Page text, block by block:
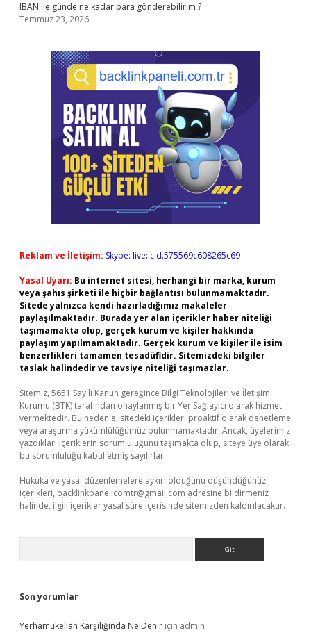
IBAN ile günde ne kadar para gönderebilirim ?
Temmuz 23, 2026
Reklam ve İletişim: Skype: live:.cid.575569c608265c69
Yasal Uyarı: Bu internet sitesi, herhangi bir marka, kurum
veya şahıs şirketi ile hiçbir bağlantısı bulunmamaktadır.
Sitede yalnızca kendi hazırladığımız makaleler
paylaşılmaktadır. Burada yer alan içerikler haber niteliği
taşımamakta olup, gerçek kurum ve kişiler hakkında
paylaşım yapılmamaktadır. Gerçek kurum ve kişiler ile isim
benzerlikleri tamamen tesadüfidir. Sitemizdeki bilgiler
taslak halindedir ve tavsiye niteliği taşımazlar.
Sitemiz, 5651 Sayılı Kanun gereğince Bilgi Teknolojileri ve İletişim
Kurumu (BTK) tarafından onaylanmış bir Yer Sağlayıcı olarak hizmet
vermektedir. Bu nedenle, sitedeki içerikleri proaktif olarak denetleme
veya araştırma yükümlülüğümüz bulunmamaktadır. Ancak, üyelerimiz
yazdıkları içeriklerin sorumluluğunu taşımakta olup, siteye üye olarak
bu sorumluluğu kabul etmiş sayılırlar.
Hukuka ve yasal düzenlemelere aykırı olduğunu düşündüğünüz
içerikleri, backlinkpanelicomtr@gmail.com adresine bildirmeniz
halinde, ilgili içerikler yasal süre içerisinde sitemizden kaldırılacaktır.
Son yorumlar
Yerhamükellah Karşılığında Ne Denir için admin